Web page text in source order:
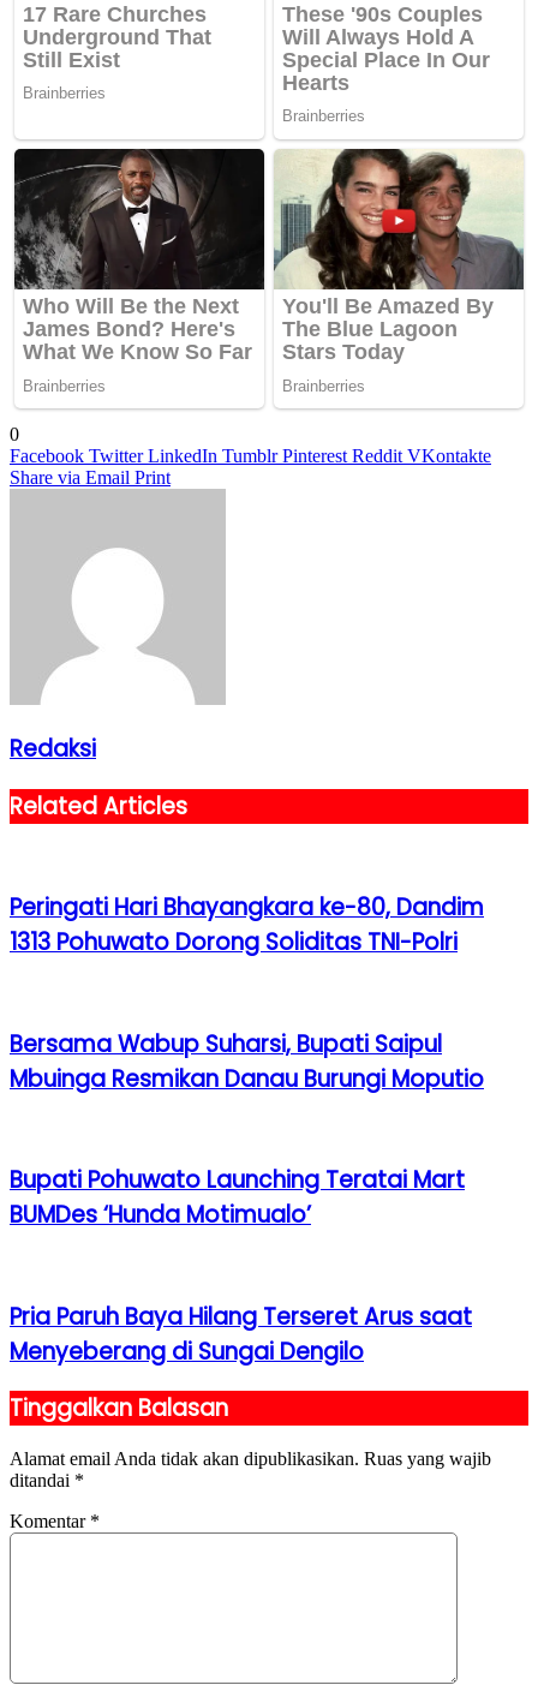
0
Facebook Twitter LinkedIn Tumblr Pinterest Reddit VKontakte
Share via Email Print
Redaksi
Related Articles
Peringati Hari Bhayangkara ke-80, Dandim
1313 Pohuwato Dorong Soliditas TNI-Polri
Bersama Wabup Suharsi, Bupati Saipul
Mbuinga Resmikan Danau Burungi Moputio
Bupati Pohuwato Launching Teratai Mart
BUMDes ‘Hunda Motimualo’
Pria Paruh Baya Hilang Terseret Arus saat
Menyeberang di Sungai Dengilo
Tinggalkan Balasan
Alamat email Anda tidak akan dipublikasikan. Ruas yang wajib
ditandai *
Komentar *